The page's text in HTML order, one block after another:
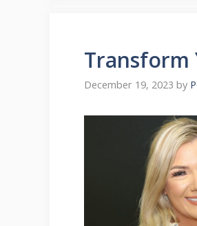
Transform
December 19, 2023 by